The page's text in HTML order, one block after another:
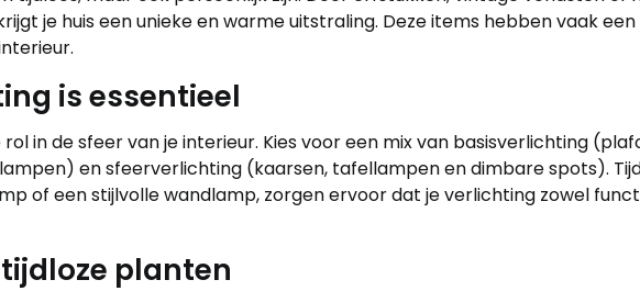
je huis een unieke en warme uitstraling. Deze items hebben vaak
is essentieel
in de sfeer van je interieur. Kies voor een mix van basisverlichting
en sfeerverlichting (kaarsen, tafellampen en dimbare spots).
of een stijlvolle wandlamp, zorgen ervoor dat je verlichting zowel
planten